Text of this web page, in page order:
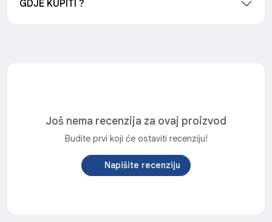
GDJE KUPITI ?
Još nema recenzija za ovaj proizvod
Budite prvi koji će ostaviti recenziju!
Napišite recenziju